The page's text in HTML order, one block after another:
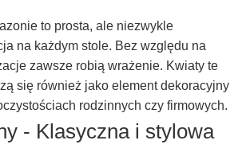
to prosta, ale niezwykle
na każdym stole. Bez względu na
zawsze robią wrażenie. Kwiaty te
się również jako element dekoracyjny
rodzinnych czy firmowych.
- Klasyczna i stylowa